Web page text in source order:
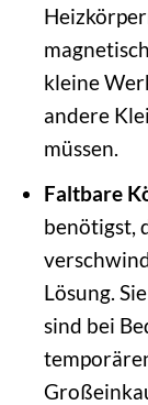
kleine
andere
müssen.
Faltbare
benötigst,
Lösung.
sind bei